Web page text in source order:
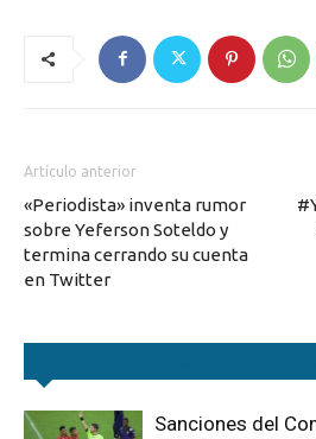
Artículo anterior
«Periodista» inventa rumor
sobre Yeferson Soteldo y
termina cerrando su cuenta
en Twitter
Sanciones del